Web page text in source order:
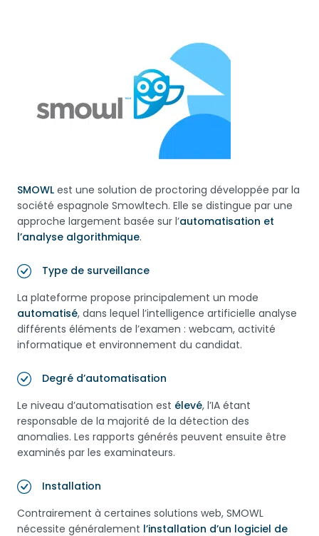
SMOWL est une solution de proctoring développée par la
société espagnole Smowltech. Elle se distingue par une
approche largement basée sur l’automatisation et
l’analyse algorithmique.
Type de surveillance
La plateforme propose principalement un mode
automatisé, dans lequel l’intelligence artificielle analyse
différents éléments de l’examen : webcam, activité
informatique et environnement du candidat.
Degré d’automatisation
Le niveau d’automatisation est élevé, l’IA étant
responsable de la majorité de la détection des
anomalies. Les rapports générés peuvent ensuite être
examinés par les examinateurs.
Installation
Contrairement à certaines solutions web, SMOWL
nécessite généralement l’installation d’un logiciel de